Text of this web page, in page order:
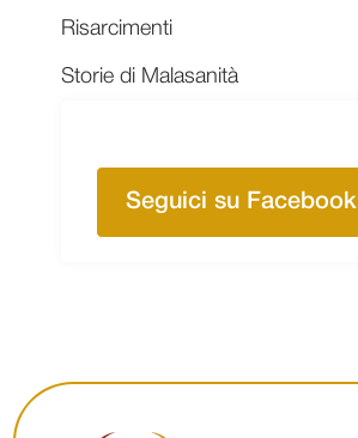
Risarcimenti
Storie di Malasanità
Seguici su Facebook